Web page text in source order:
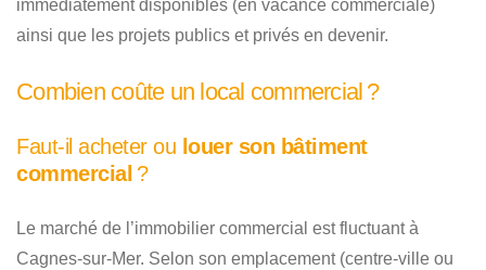
immédiatement disponibles (en vacance commerciale)
ainsi que les projets publics et privés en devenir.
Combien coûte un local commercial ?
Faut-il acheter ou louer son bâtiment
commercial ?
Le marché de l’immobilier commercial est fluctuant à
Cagnes-sur-Mer. Selon son emplacement (centre-ville ou